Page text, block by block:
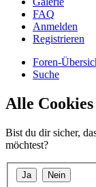
FAQ
Anmelden
Registrieren
Foren-
Suche
Alle Cookies
Bist du dir sicher,
möchtest?